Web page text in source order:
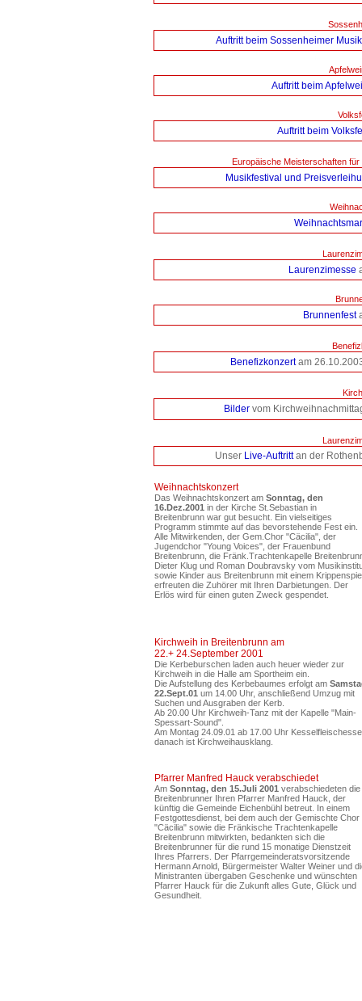
Auftritt beim Sossenheimer
Auftritt beim
Auftritt beim
Europäische Meisterschaften
Musikfestival und
Laurenzimesse
Brunnenfest
Benefizkonzertam
Bildervom
Unser Live-Auftritt an der
Weihnachtskonzert
Das Weihnachtskonzert am Sonntag, den
16.Dez.2001 in der Kirche St.Sebastian in
Breitenbrunn war gut besucht. Ein vielseitiges
Programm stimmte auf das bevorstehende Fest ein.
Alle Mitwirkenden, der Gem.Chor "Cäcilia", der
Jugendchor "Young Voices", der Frauenbund
Breitenbrunn, die Fränk.Trachtenkapelle
Dieter Klug und Roman Doubravsky vom
sowie Kinder aus Breitenbrunn mit einem
erfreuten die Zuhörer mit Ihren Darbietungen. Der
Erlös wird für einen guten Zweck gespendet.
Kirchweih in Breitenbrunn am
22.+ 24.September 2001
Die Kerbeburschen laden auch heuer wieder zur
Kirchweih in die Halle am Sportheim ein.
Die Aufstellung des Kerbebaumes erfolgt am
22.Sept.01 um 14.00 Uhr, anschließend Umzug mit
Suchen und Ausgraben der Kerb.
Ab 20.00 Uhr Kirchweih-Tanz mit der Kapelle "Main-
Spessart-Sound".
Am Montag 24.09.01 ab 17.00 Uhr
danach ist Kirchweihausklang.
Pfarrer Manfred Hauck verabschiedet
Am Sonntag, den 15.Juli 2001 verabschiedeten die
Breitenbrunner Ihren Pfarrer Manfred Hauck, der
künftig die Gemeinde Eichenbühl betreut. In einem
Festgottesdienst, bei dem auch der Gemischte Chor
"Cäcilia" sowie die Fränkische Trachtenkapelle
Breitenbrunn mitwirkten, bedankten sich die
Breitenbrunner für die rund 15 monatige Dienstzeit
Ihres Pfarrers. Der Pfarrgemeinderatsvorsitzende
Hermann Arnold, Bürgermeister Walter Weiner und
Ministranten übergaben Geschenke und wünschten
Pfarrer Hauck für die Zukunft alles Gute, Glück und
Gesundheit.